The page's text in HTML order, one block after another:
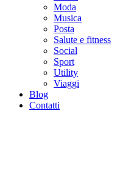
Moda
Musica
Posta
Salute e fitness
Social
Sport
Utility
Viaggi
Blog
Contatti